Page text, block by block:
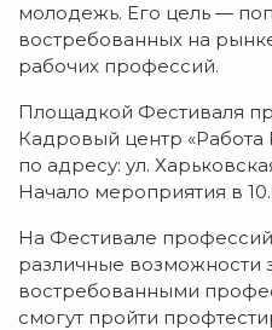
молодежь. Его цель —
востребованных на
рабочих профессий.
Площадкой Фестиваля
Кадровый центр «Работа
по адресу: ул.
Начало мероприятия в
На Фестивале
различные возможности
востребованными
смогут пройти